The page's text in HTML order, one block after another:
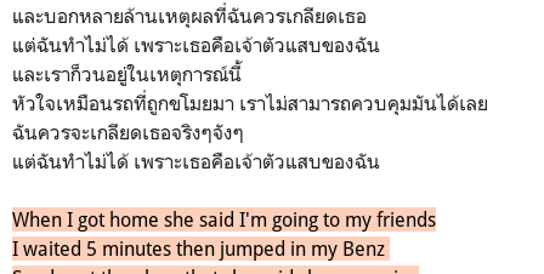
และบอกหลายล้านเหตุผลที่ฉันควรเกลียดเธอ
แต่ฉันทำไม่ได้ เพราะเธอคือเจ้าตัวแสบของฉัน
และเราก็วนอยู่ในเหตุการณ์นี้
หัวใจเหมือนรถที่ถูกขโมยมา เราไม่สามารถควบคุมมันได้เลย
ฉันควรจะเกลียดเธอจริงๆจังๆ
แต่ฉันทำไม่ได้ เพราะเธอคือเจ้าตัวแสบของฉัน
When I got home she said I'm going to my friends
I waited 5 minutes then jumped in my Benz